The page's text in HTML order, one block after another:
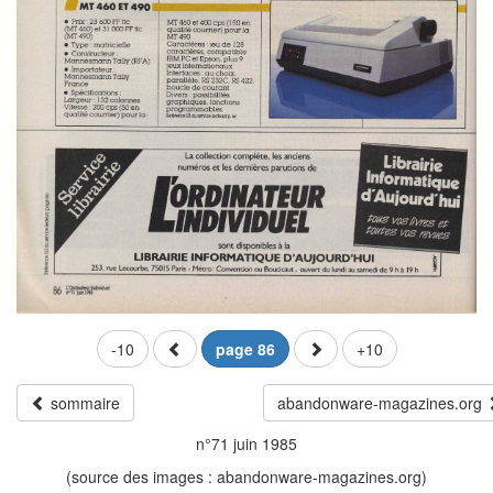
-10 page 86 +10
sommaire
abandonware-magazines.org
n°71 juin 1985
(source des images : abandonware-magazines.org)